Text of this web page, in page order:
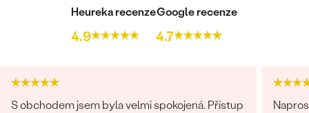
Heureka recenze
4.9
Google recenze
4.7
S obchodem jsem byla velmi spokojená. Přístup